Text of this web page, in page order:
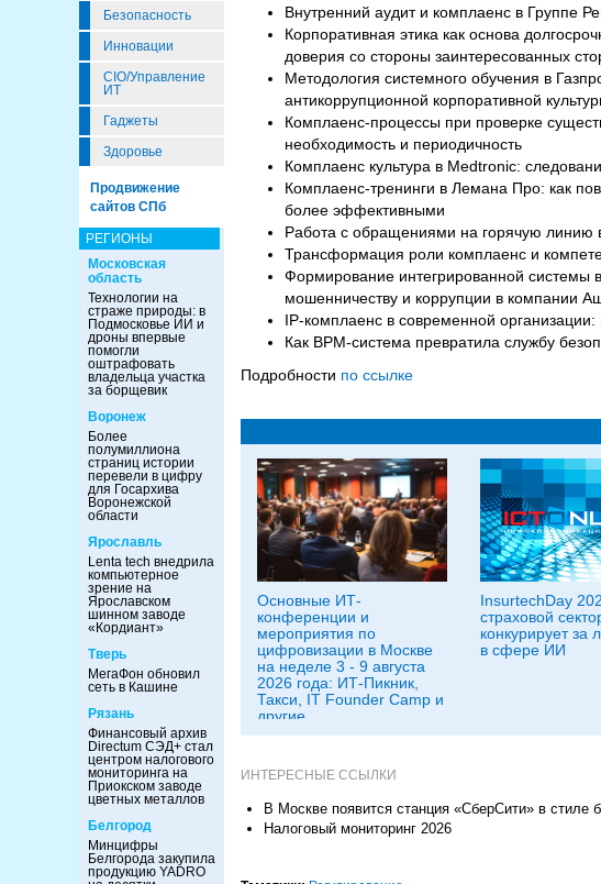
Безопасность
Инновации
CIO/Управление
ИТ
Гаджеты
Здоровье
Продвижение
сайтов СПб
РЕГИОНЫ
Московская
область
Технологии на
страже природы: в
Подмосковье ИИ и
дроны впервые
помогли
оштрафовать
владельца участка
за борщевик
Воронеж
Более
полумиллиона
страниц истории
перевели в цифру
для Госархива
Воронежской
области
Ярославль
Lenta tech внедрила
компьютерное
зрение на
Ярославском
шинном заводе
«Кордиант»
Тверь
МегаФон обновил
сеть в Кашине
Рязань
Финансовый архив
Directum СЭД+ стал
центром налогового
мониторинга на
Приокском заводе
цветных металлов
Белгород
Минцифры
Белгорода закупила
продукцию YADRO
Внутренний аудит и комплаенс в Группе
Корпоративная этика как основа
доверия со стороны заинтересованных
Методология системного обучения в
антикоррупционной корпоративной
Комплаенс-процессы при проверке
необходимость и периодичность
Комплаенс культура в Medtronic:
Комплаенс-тренинги в Лемана Про: как
более эффективными
Работа с обращениями на горячую линию
Трансформация роли комплаенс и
Формирование интегрированной системы
мошенничеству и коррупции в компании
IP-комплаенс в современной
Как BPM-система превратила службу
Подробности по ссылке
Основные ИТ-
конференции и
мероприятия по
цифровизации в Москве
на неделе 3 - 9 августа
2026 года: ИТ-Пикник,
Такси, IT Founder Camp и
другие
InsurtechDay
страховой
конкурирует за
в сфере ИИ
ИНТЕРЕСНЫЕ ССЫЛКИ
В Москве появится станция «СберСити» в стиле
Налоговый мониторинг 2026